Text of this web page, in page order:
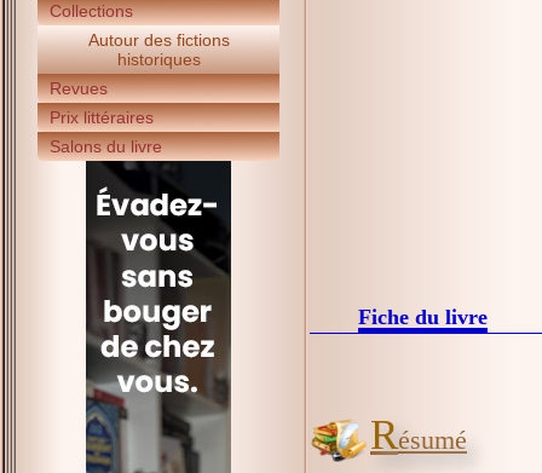
Collections
Autour des fictions
historiques
Revues
Prix littéraires
Salons du livre
Fiche du livre
Résumé